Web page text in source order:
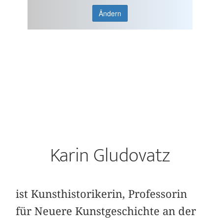
Ändern
Karin Gludovatz
ist Kunsthistorikerin, Professorin
für Neuere Kunstgeschichte an der